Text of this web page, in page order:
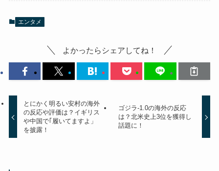
エンタメ
よかったらシェアしてね！
とにかく明るい安村の海外
の反応や評価は？イギリス
や中国で｢履いてますよ」
を披露！
ゴジラ-1.0の海外の反応
は？北米史上3位を獲得し
話題に！